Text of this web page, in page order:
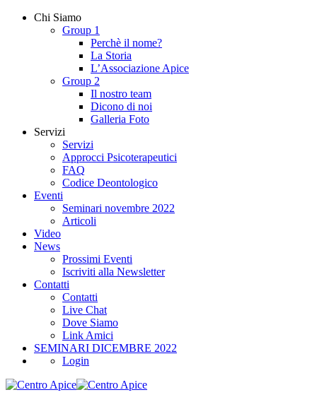
Chi Siamo
Group 1
Perchè il nome?
La Storia
L’Associazione Apice
Group 2
Il nostro team
Dicono di noi
Galleria Foto
Servizi
Servizi
Approcci Psicoterapeutici
FAQ
Codice Deontologico
Eventi
Seminari novembre 2022
Articoli
Video
News
Prossimi Eventi
Iscriviti alla Newsletter
Contatti
Contatti
Live Chat
Dove Siamo
Link Amici
SEMINARI DICEMBRE 2022
Login